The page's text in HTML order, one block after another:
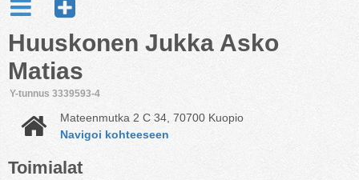
Huuskonen Jukka Asko
Matias
Y-tunnus 3339593-4
Mateenmutka 2 C 34, 70700 Kuopio
Navigoi kohteeseen
Toimialat